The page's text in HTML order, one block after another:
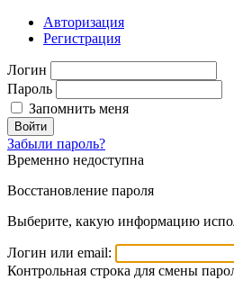
Авторизация
Регистрация
Логин
Пароль
Запомнить меня
Войти
Забыли пароль?
Временно недоступна
Восстановление пароля
Выберите, какую информацию
Логин или email:
Контрольная строка для смены